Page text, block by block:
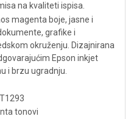
na kvaliteti ispisa.
magenta boje, jasne i
grafike i
okruženju. Dizajnirana
Epson inkjet
i brzu ugradnju.
tonovi